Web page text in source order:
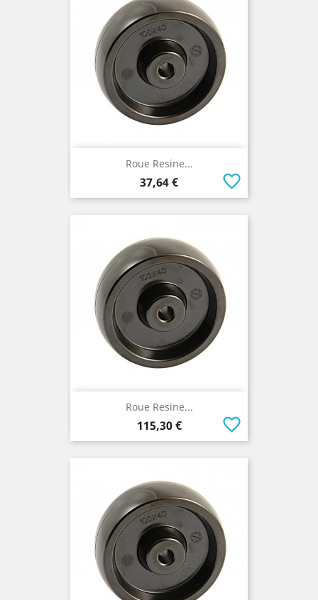
Roue Resine...
Prix
37,64 € favorite_border
Roue Resine...
Prix
115,30 € favorite_border